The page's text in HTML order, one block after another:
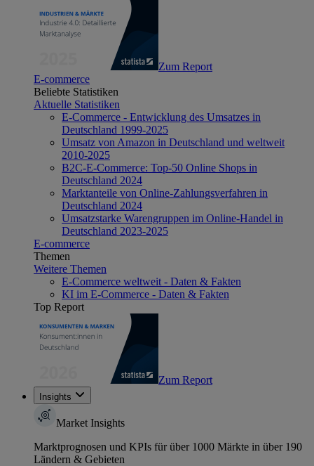
Zum Report
E-commerce
Beliebte Statistiken
Aktuelle Statistiken
E-Commerce - Entwicklung des Umsatzes in
Deutschland 1999-2025
Umsatz von Amazon in Deutschland und weltweit
2010-2025
B2C-E-Commerce: Top-50 Online Shops in
Deutschland 2024
Marktanteile von Online-Zahlungsverfahren in
Deutschland 2024
Umsatzstarke Warengruppen im Online-Handel in
Deutschland 2023-2025
E-commerce
Themen
Weitere Themen
E-Commerce weltweit - Daten & Fakten
KI im E-Commerce - Daten & Fakten
Top Report
Zum Report
Insights
Market Insights
Marktprognosen und KPIs für über 1000 Märkte in über 190
Ländern & Gebieten